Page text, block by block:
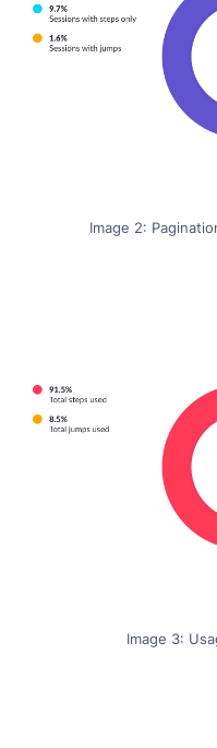
Image 2:
Image 3: